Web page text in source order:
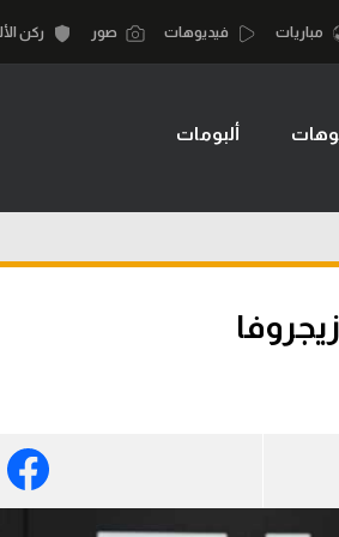
الدوري الإنجليزي
مباريات فيديوهات صور ركن
ألبومات